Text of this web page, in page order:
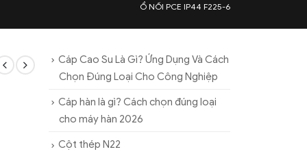
Ổ NỐI PCE IP44 F225-6
Cáp Cao Su Là Gì? Ứng Dụng Và Cách
Chọn Đúng Loại Cho Công Nghiệp
Cáp hàn là gì? Cách chọn đúng loại
cho máy hàn 2026
Cột thép N22